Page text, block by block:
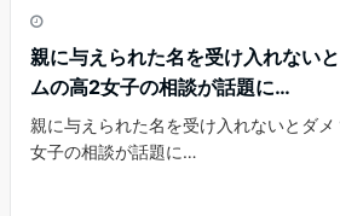
親に与えられた名を受け入れない
ムの高2女子の相談が話題に…
親に与えられた名を受け入れないとダ
女子の相談が話題に…